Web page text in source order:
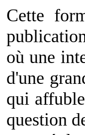
Cette
où une
d'une
qui
question